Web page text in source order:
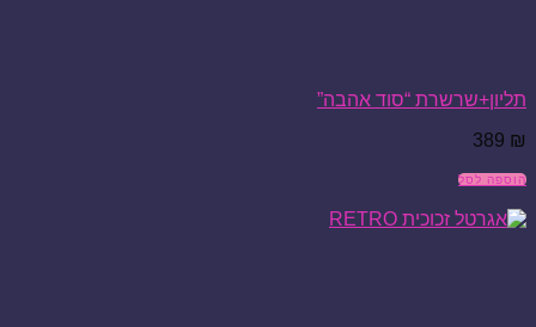
תליון+שרשרת “סוד אהבה”
389 ₪
הוספה לסל